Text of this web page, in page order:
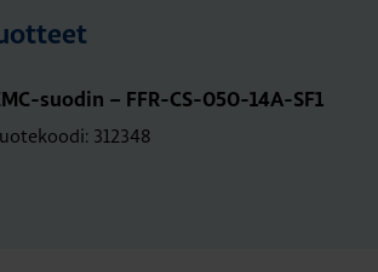
suo­din – FFR-CS-050-14A-SF1
312348